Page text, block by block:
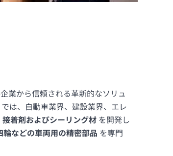
業から信頼される革新的なソリュ
では、自動車業界、建設業界、エレ
接着剤およびシーリング材 を開発し
輪などの車両用の精密部品 を専門